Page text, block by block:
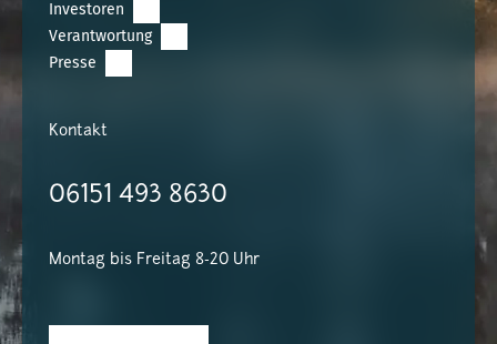
Investoren
Verantwortung
Presse
Kontakt
06151 493 8630
Montag bis Freitag 8-20 Uhr